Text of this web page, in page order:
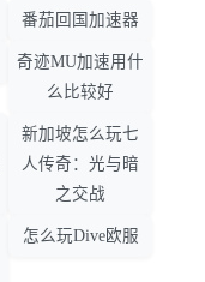
番茄回国加速器
奇迹MU加速用什
么比较好
新加坡怎么玩七
人传奇：光与暗
之交战
怎么玩Dive欧服